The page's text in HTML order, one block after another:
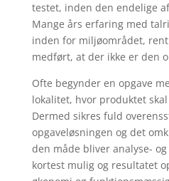
testet, inden den endelige
Mange års erfaring med
inden for miljøområdet,
medført, at der ikke er den
Ofte begynder en opgave
lokalitet, hvor produktet
Dermed sikres fuld
opgaveløsningen og det
den måde bliver analyse-
kortest mulig og resultatet